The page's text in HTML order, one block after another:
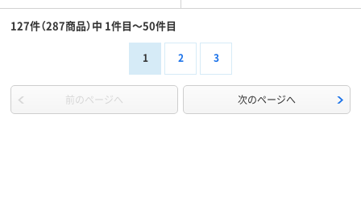
127件（287商品）中 1件目～50件目
1 2 3
前のページへ 次のページへ